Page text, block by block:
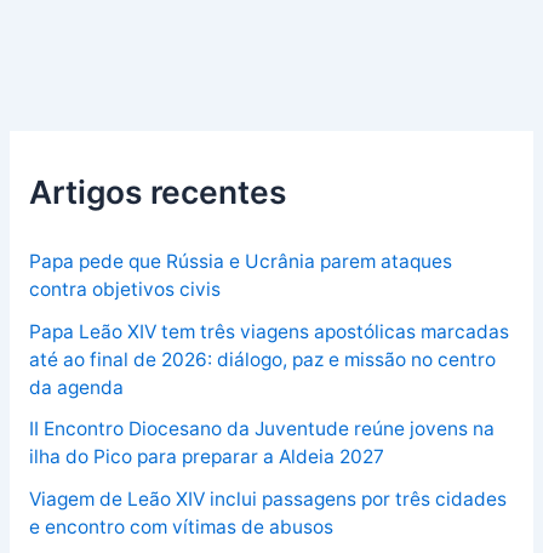
Artigos recentes
Papa pede que Rússia e Ucrânia parem ataques
contra objetivos civis
Papa Leão XIV tem três viagens apostólicas marcadas
até ao final de 2026: diálogo, paz e missão no centro
da agenda
II Encontro Diocesano da Juventude reúne jovens na
ilha do Pico para preparar a Aldeia 2027
Viagem de Leão XIV inclui passagens por três cidades
e encontro com vítimas de abusos